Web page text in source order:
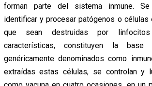
forman parte del sistema inmune.
identificar y procesar patógenos o células
que sean destruidas por
características, constituyen la base
genéricamente denominados como
extraídas estas células, se controlan y